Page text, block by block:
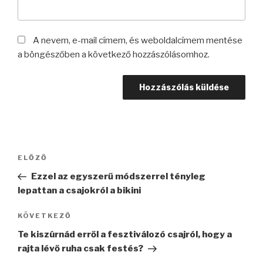
A nevem, e-mail címem, és weboldalcímem mentése
a böngészőben a következő hozzászólásomhoz.
Bejegyzés
Korábbi
bejegyzés
ELŐZŐ
Ezzel az egyszerű módszerrel tényleg
lepattan a csajokról a bikini
Következő
bejegyzés
KÖVETKEZŐ
Te kiszúrnád erről a fesztiválozó csajról, hogy a
rajta lévő ruha csak festés?